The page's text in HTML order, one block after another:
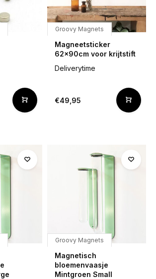
Groovy Magnets
Magneetsticker
62x90cm voor krijtstift
Deliverytime
€49,95
Groovy Magnets
Magnetisch
bloemenvaasje
Mintgroen Small